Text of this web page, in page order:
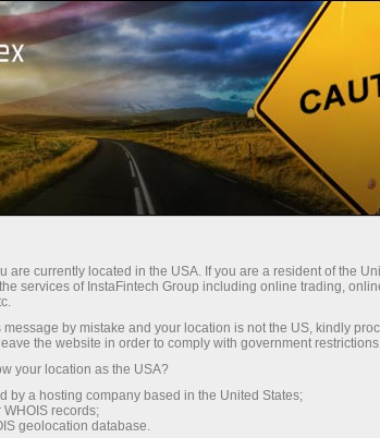
खाता खोलना ट्रेडिंग प्लेटफॉर्म
निवेशकों के लिए भागीदारों के लिए अभियान
are currently located in the USA. If you are a resident of the
services of InstaFintech Group including online trading,
message by mistake and your location is not the US, kindly
the website in order to comply with government
your location as the USA?
by a hosting company based in the United States;
records;
geolocation database.